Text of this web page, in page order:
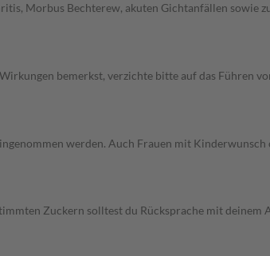
Morbus Bechterew, akuten Gichtanfällen sowie
bemerkst, verzichte bitte auf das Führen
werden. Auch Frauen mit
Zuckern solltest du Rücksprache mit